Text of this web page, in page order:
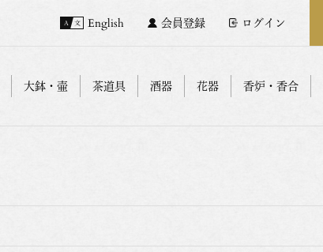
English 会員登録 ログイン
大鉢・壷 茶道具 酒器 花器 香炉・香合